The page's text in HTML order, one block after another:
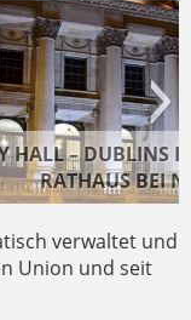
verwaltet und
Union und seit